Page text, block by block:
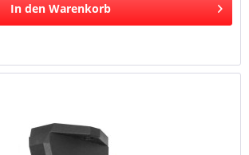
In den Warenkorb